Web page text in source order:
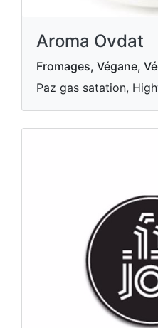
Aroma Ovdat
Fromages, Végane,
Paz gas satation,